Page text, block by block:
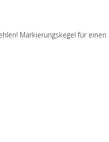
Markierungskegel für